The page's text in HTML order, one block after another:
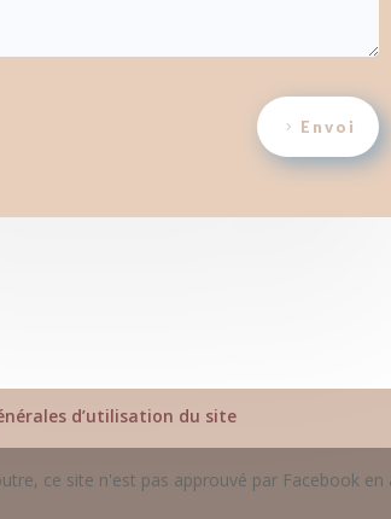
Envoi
d’utilisation du site
ce site n'est pas approuvé par Facebook